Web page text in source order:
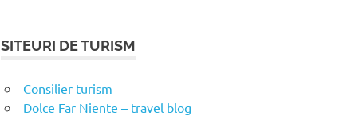
SITEURI DE TURISM
Consilier turism
Dolce Far Niente – travel blog